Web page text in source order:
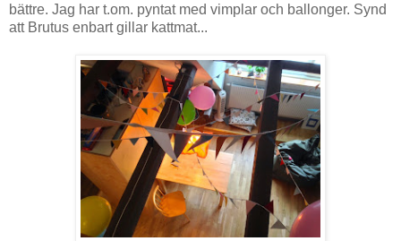
bättre. Jag har t.om. pyntat med vimplar och ballonger. Synd
att Brutus enbart gillar kattmat...